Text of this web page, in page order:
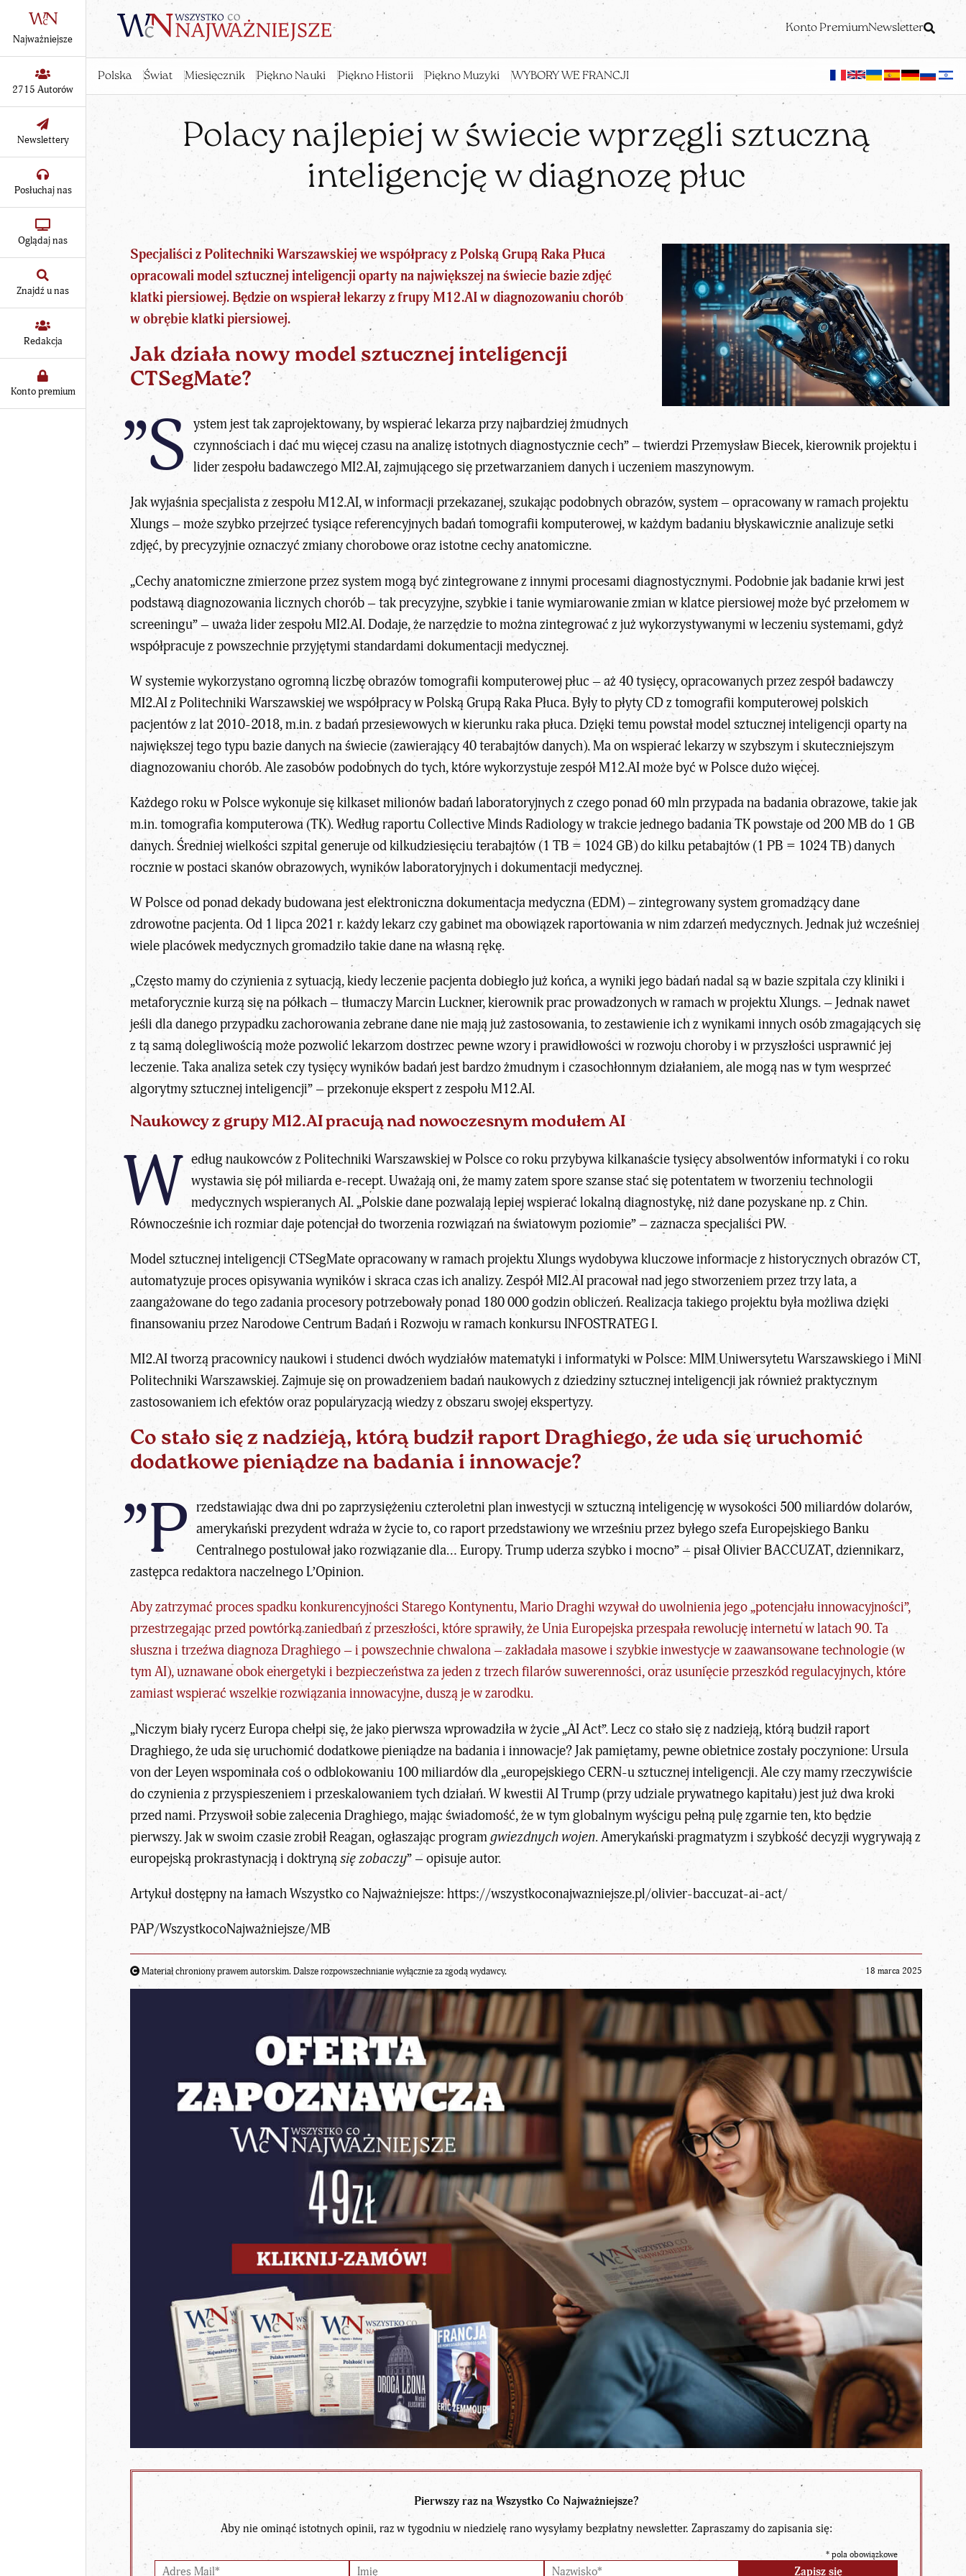
Konto PremiumNewsletter
Polska Świat Miesięcznik Piękno Nauki Piękno Historii Piękno Muzyki WYBORY WE FRANCJI
Najważniejsze
2715 Autorów
Newslettery
Posłuchaj nas
Oglądaj nas
Znajdź u nas
Redakcja
Konto premium
Polacy najlepiej w świecie wprzęgli sztuczną
inteligencję w diagnozę płuc
Specjaliści z Politechniki Warszawskiej we współpracy z Polską Grupą Raka Płuca
opracowali model sztucznej inteligencji oparty na największej na świecie bazie zdjęć
klatki piersiowej. Będzie on wspierał lekarzy z frupy M12.AI w diagnozowaniu chorób
w obrębie klatki piersiowej.
Jak działa nowy model sztucznej inteligencji
CTSegMate?
”S ystem jest tak zaprojektowany, by wspierać lekarza przy najbardziej żmudnych
czynnościach i dać mu więcej czasu na analizę istotnych diagnostycznie cech” – twierdzi Przemysław Biecek, kierownik projektu i
lider zespołu badawczego MI2.AI, zajmującego się przetwarzaniem danych i uczeniem maszynowym.
Jak wyjaśnia specjalista z zespołu M12.AI, w informacji przekazanej, szukając podobnych obrazów, system – opracowany w ramach projektu
Xlungs – może szybko przejrzeć tysiące referencyjnych badań tomografii komputerowej, w każdym badaniu błyskawicznie analizuje setki
zdjęć, by precyzyjnie oznaczyć zmiany chorobowe oraz istotne cechy anatomiczne.
„Cechy anatomiczne zmierzone przez system mogą być zintegrowane z innymi procesami diagnostycznymi. Podobnie jak badanie krwi jest
podstawą diagnozowania licznych chorób – tak precyzyjne, szybkie i tanie wymiarowanie zmian w klatce piersiowej może być przełomem w
screeningu” – uważa lider zespołu MI2.AI. Dodaje, że narzędzie to można zintegrować z już wykorzystywanymi w leczeniu systemami, gdyż
współpracuje z powszechnie przyjętymi standardami dokumentacji medycznej.
W systemie wykorzystano ogromną liczbę obrazów tomografii komputerowej płuc – aż 40 tysięcy, opracowanych przez zespół badawczy
MI2.AI z Politechniki Warszawskiej we współpracy w Polską Grupą Raka Płuca. Były to płyty CD z tomografii komputerowej polskich
pacjentów z lat 2010-2018, m.in. z badań przesiewowych w kierunku raka płuca. Dzięki temu powstał model sztucznej inteligencji oparty na
największej tego typu bazie danych na świecie (zawierający 40 terabajtów danych). Ma on wspierać lekarzy w szybszym i skuteczniejszym
diagnozowaniu chorób. Ale zasobów podobnych do tych, które wykorzystuje zespół M12.AI może być w Polsce dużo więcej.
Każdego roku w Polsce wykonuje się kilkaset milionów badań laboratoryjnych z czego ponad 60 mln przypada na badania obrazowe, takie jak
m.in. tomografia komputerowa (TK). Według raportu Collective Minds Radiology w trakcie jednego badania TK powstaje od 200 MB do 1 GB
danych. Średniej wielkości szpital generuje od kilkudziesięciu terabajtów (1 TB = 1024 GB) do kilku petabajtów (1 PB = 1024 TB) danych
rocznie w postaci skanów obrazowych, wyników laboratoryjnych i dokumentacji medycznej.
W Polsce od ponad dekady budowana jest elektroniczna dokumentacja medyczna (EDM) – zintegrowany system gromadzący dane
zdrowotne pacjenta. Od 1 lipca 2021 r. każdy lekarz czy gabinet ma obowiązek raportowania w nim zdarzeń medycznych. Jednak już wcześniej
wiele placówek medycznych gromadziło takie dane na własną rękę.
„Często mamy do czynienia z sytuacją, kiedy leczenie pacjenta dobiegło już końca, a wyniki jego badań nadal są w bazie szpitala czy kliniki i
metaforycznie kurzą się na półkach – tłumaczy Marcin Luckner, kierownik prac prowadzonych w ramach w projektu Xlungs. – Jednak nawet
jeśli dla danego przypadku zachorowania zebrane dane nie mają już zastosowania, to zestawienie ich z wynikami innych osób zmagających się
z tą samą dolegliwością może pozwolić lekarzom dostrzec pewne wzory i prawidłowości w rozwoju choroby i w przyszłości usprawnić jej
leczenie. Taka analiza setek czy tysięcy wyników badań jest bardzo żmudnym i czasochłonnym działaniem, ale mogą nas w tym wesprzeć
algorytmy sztucznej inteligencji” – przekonuje ekspert z zespołu M12.AI.
Naukowcy z grupy M12.AI pracują nad nowoczesnym modułem AI
W edług naukowców z Politechniki Warszawskiej w Polsce co roku przybywa kilkanaście tysięcy absolwentów informatyki i co roku
wystawia się pół miliarda e-recept. Uważają oni, że mamy zatem spore szanse stać się potentatem w tworzeniu technologii
medycznych wspieranych AI. „Polskie dane pozwalają lepiej wspierać lokalną diagnostykę, niż dane pozyskane np. z Chin.
Równocześnie ich rozmiar daje potencjał do tworzenia rozwiązań na światowym poziomie” – zaznacza specjaliści PW.
Model sztucznej inteligencji CTSegMate opracowany w ramach projektu Xlungs wydobywa kluczowe informacje z historycznych obrazów CT,
automatyzuje proces opisywania wyników i skraca czas ich analizy. Zespół MI2.AI pracował nad jego stworzeniem przez trzy lata, a
zaangażowane do tego zadania procesory potrzebowały ponad 180 000 godzin obliczeń. Realizacja takiego projektu była możliwa dzięki
finansowaniu przez Narodowe Centrum Badań i Rozwoju w ramach konkursu INFOSTRATEG I.
MI2.AI tworzą pracownicy naukowi i studenci dwóch wydziałów matematyki i informatyki w Polsce: MIM Uniwersytetu Warszawskiego i MiNI
Politechniki Warszawskiej. Zajmuje się on prowadzeniem badań naukowych z dziedziny sztucznej inteligencji jak również praktycznym
zastosowaniem ich efektów oraz popularyzacją wiedzy z obszaru swojej ekspertyzy.
Co stało się z nadzieją, którą budził raport Draghiego, że uda się uruchomić
dodatkowe pieniądze na badania i innowacje?
”P rzedstawiając dwa dni po zaprzysiężeniu czteroletni plan inwestycji w sztuczną inteligencję w wysokości 500 miliardów dolarów,
amerykański prezydent wdraża w życie to, co raport przedstawiony we wrześniu przez byłego szefa Europejskiego Banku
Centralnego postulował jako rozwiązanie dla… Europy.Trumpuderza szybko i mocno” – pisał Olivier BACCUZAT, dziennikarz,
zastępca redaktora naczelnego L’Opinion.
Aby zatrzymać proces spadku konkurencyjności Starego Kontynentu,Mario Draghiwzywał do uwolnienia jego „potencjału innowacyjności”,
przestrzegając przed powtórką zaniedbań z przeszłości, które sprawiły, że Unia Europejska przespała rewolucję internetu w latach 90. Ta
słuszna i trzeźwa diagnoza Draghiego – i powszechnie chwalona – zakładała masowe i szybkie inwestycje w zaawansowane technologie (w
tym AI), uznawane obok energetyki i bezpieczeństwa za jeden z trzech filarów suwerenności, oraz usunięcie przeszkód regulacyjnych, które
zamiast wspierać wszelkie rozwiązania innowacyjne, duszą je w zarodku.
„Niczym biały rycerz Europa chełpi się, że jako pierwsza wprowadziła w życie „AI Act”. Lecz co stało się z nadzieją, którą budziłraport
Draghiego, że uda się uruchomić dodatkowe pieniądze na badania i innowacje? Jak pamiętamy, pewne obietnice zostały poczynione: Ursula
von der Leyen wspominała coś o odblokowaniu 100 miliardów dla „europejskiego CERN-u sztucznej inteligencji. Ale czy mamy rzeczywiście
do czynienia z przyspieszeniem i przeskalowaniem tych działań. W kwestii AI Trump (przy udziale prywatnego kapitału) jest już dwa kroki
przed nami. Przyswoił sobie zalecenia Draghiego, mając świadomość, że w tym globalnym wyścigu pełną pulę zgarnie ten, kto będzie
pierwszy. Jak w swoim czasie zrobił Reagan, ogłaszając programgwiezdnych wojen. Amerykański pragmatyzm i szybkość decyzji wygrywają z
europejską prokrastynacją i doktrynąsię zobaczy” – opisuje autor.
Artykuł dostępny na łamach Wszystko co Najważniejsze:https://wszystkoconajwazniejsze.pl/olivier-baccuzat-ai-act/
PAP/WszystkocoNajważniejsze/MB
Materiał chroniony prawem autorskim. Dalsze rozpowszechnianie wyłącznie za zgodą wydawcy. 18 marca 2025
Pierwszy raz na Wszystko Co Najważniejsze?
Aby nie ominąć istotnych opinii, raz w tygodniu w niedzielę rano wysyłamy bezpłatny newsletter. Zapraszamy do zapisania się:
*pola obowiązkowe